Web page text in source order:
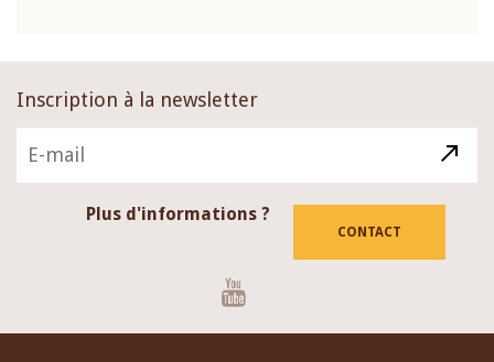
Inscription à la newsletter
Plus d'informations ?
CONTACT